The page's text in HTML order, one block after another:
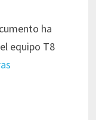
ha
equipo T8